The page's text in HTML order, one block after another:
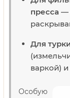
пресса —
Для
варкой)
Особую